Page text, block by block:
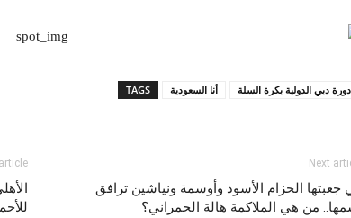
TAGS أنا السعودية دورة دبي الدولية بكرة السلة
Next
جعبتها الحزام الأسود وأوسمة ونياشين ترافق
من هي الملاكمة هالة الحمراني؟